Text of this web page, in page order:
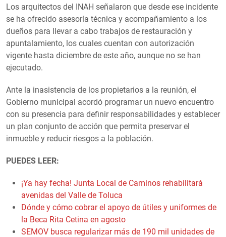
Los arquitectos del INAH señalaron que desde ese incidente
se ha ofrecido asesoría técnica y acompañamiento a los
dueños para llevar a cabo trabajos de restauración y
apuntalamiento, los cuales cuentan con autorización
vigente hasta diciembre de este año, aunque no se han
ejecutado.
Ante la inasistencia de los propietarios a la reunión, el
Gobierno municipal acordó programar un nuevo encuentro
con su presencia para definir responsabilidades y establecer
un plan conjunto de acción que permita preservar el
inmueble y reducir riesgos a la población.
PUEDES LEER:
¡Ya hay fecha! Junta Local de Caminos rehabilitará
avenidas del Valle de Toluca
Dónde y cómo cobrar el apoyo de útiles y uniformes de
la Beca Rita Cetina en agosto
SEMOV busca regularizar más de 190 mil unidades de